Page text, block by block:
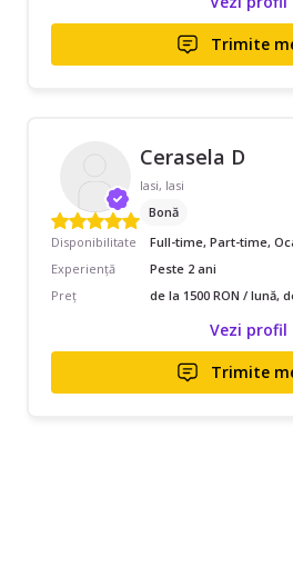
Trimite
Cerasela D
Iasi, Iasi
Bonă
Disponibilitate
Full-time, Part-time,
Experiență
Peste 2 ani
Preț
de la 1500 RON / lună,
Vezi profil
Trimite